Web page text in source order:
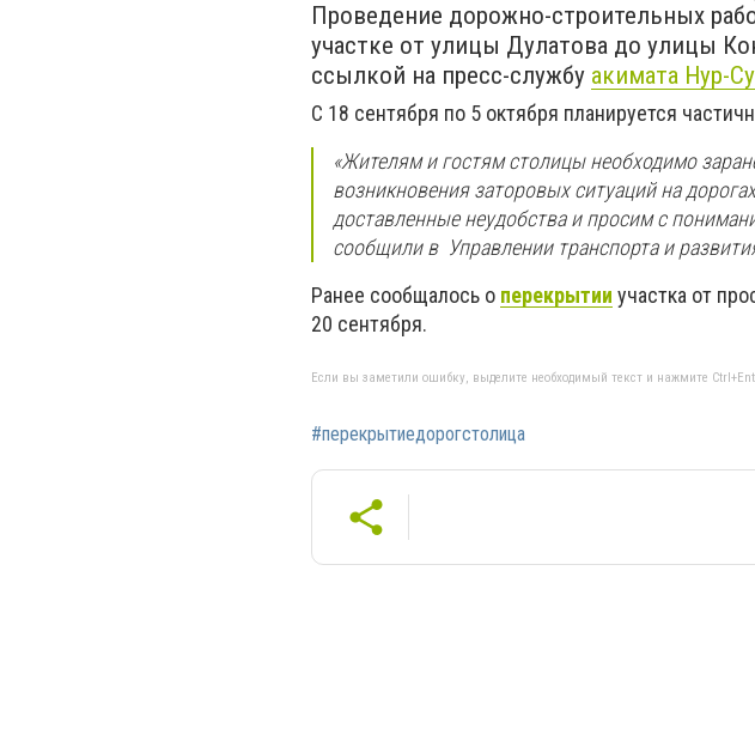
Проведение дорожно-строительных
участке от улицы Дулатова до улицы
ссылкой на пресс-службу акимата Нур-
C 18 сентября по 5 октября планируется
«Жителям и гостям столицы необходимо
возникновения заторовых ситуаций на
доставленные неудобства и просим с
сообщили в Управлении транспорта и
Ранее сообщалось о перекрытии участка от
20 сентября.
Если вы заметили ошибку, выделите необходимый текст и нажмите
#перекрытиедорогстолица